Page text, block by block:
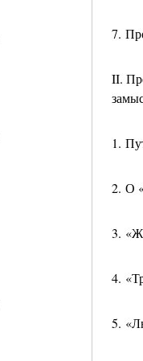
7.
II.
1.
2. О
3.
4.
5.